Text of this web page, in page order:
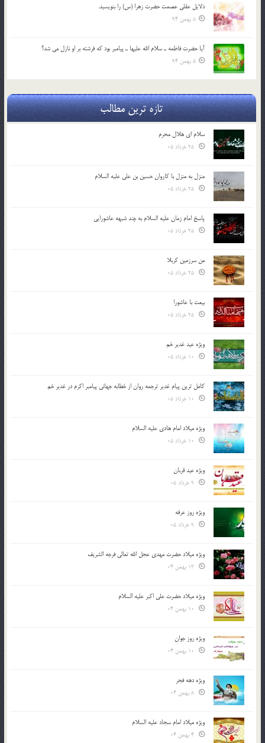
دلايل عقلي عصمت حضرت زهرا (س) را بنويسيد.
5 بهمن 94
آيا حضرت فاطمه ـ سلام الله عليها ـ پيامبر بود كه فرشته بر او نازل مي شد؟
5 بهمن 94
تازه ترین مطالب
سلام ای هلال محرم
منزل به منزل با کاروان حسین بن علی علیه السلام
پاسخ امام زمان علیه السلام به چند شبهه عاشورایی
من سرزمین کربلا
بیعت با عاشورا
ویژه عید غدیر خم
کامل ترین پیام غدیر ترجمه روان از خطابه جهانی پیامبر اکرم در غدیر خم
ویژه میلاد امام هادی علیه السلام
ویژه عید قربان
ویژه روز عرفه
ویژه میلاد حضرت مهدی عجل الله تعالی فرجه الشريف
ویژه میلاد حضرت علی اکبر علیه السلام
ویژه روز جوان
ویژه دهه فجر
ویژه میلاد امام سجاد علیه السلام